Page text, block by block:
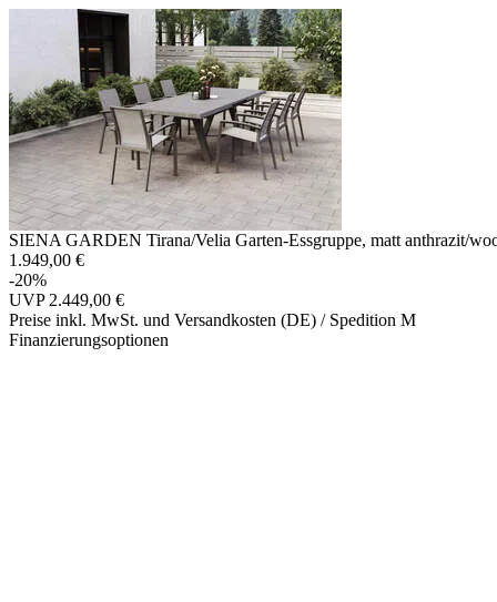
SIENA GARDEN Tirana/Velia Garten-Essgruppe, matt anthrazit/
1.949,00 €
-20%
UVP 2.449,00 €
Preise inkl. MwSt. und Versandkosten (DE) / Spedition M
Finanzierungsoptionen